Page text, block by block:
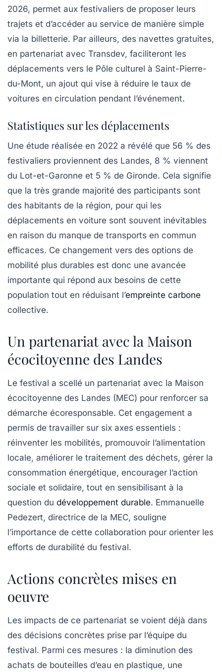
2026, permet aux festivaliers de proposer leurs
trajets et d’accéder au service de manière simple
via la billetterie. Par ailleurs, des navettes gratuites,
en partenariat avec Transdev, faciliteront les
déplacements vers le Pôle culturel à Saint-Pierre-
du-Mont, un ajout qui vise à réduire le taux de
voitures en circulation pendant l’événement.
Statistiques sur les déplacements
Une étude réalisée en 2022 a révélé que 56 % des
festivaliers proviennent des Landes, 8 % viennent
du Lot-et-Garonne et 5 % de Gironde. Cela signifie
que la très grande majorité des participants sont
des habitants de la région, pour qui les
déplacements en voiture sont souvent inévitables
en raison du manque de transports en commun
efficaces. Ce changement vers des options de
mobilité plus durables est donc une avancée
importante qui répond aux besoins de cette
population tout en réduisant l’empreinte carbone
collective.
Un partenariat avec la Maison
écocitoyenne des Landes
Le festival a scellé un partenariat avec la Maison
écocitoyenne des Landes (MEC) pour renforcer sa
démarche écoresponsable. Cet engagement a
permis de travailler sur six axes essentiels :
réinventer les mobilités, promouvoir l’alimentation
locale, améliorer le traitement des déchets, gérer la
consommation énergétique, encourager l’action
sociale et solidaire, tout en sensibilisant à la
question du développement durable. Emmanuelle
Pedezert, directrice de la MEC, souligne
l’importance de cette collaboration pour orienter les
efforts de durabilité du festival.
Actions concrètes mises en
oeuvre
Les impacts de ce partenariat se voient déjà dans
des décisions concrètes prise par l’équipe du
festival. Parmi ces mesures : la diminution des
achats de bouteilles d’eau en plastique, une